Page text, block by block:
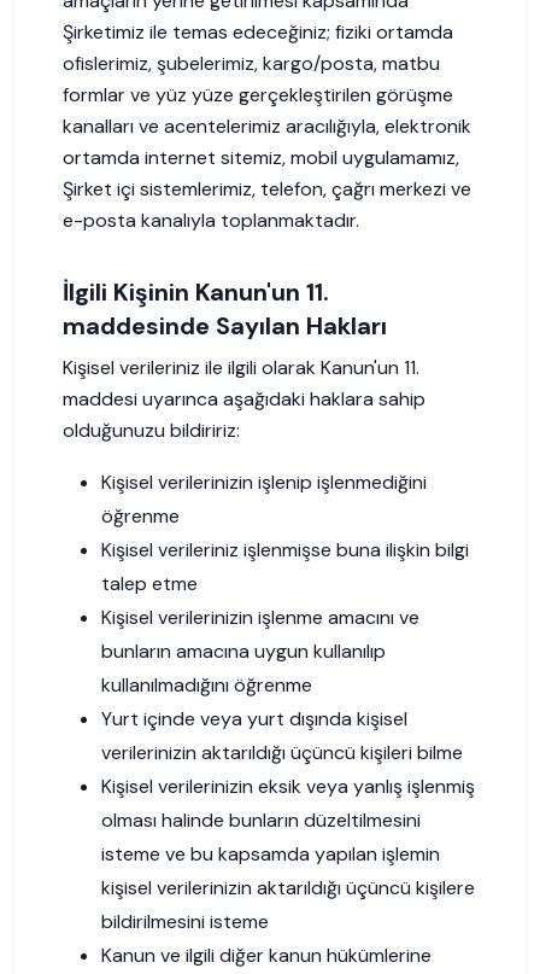
Şirketimiz ile temas edeceğiniz; fiziki ortamda
ofislerimiz, şubelerimiz, kargo/posta, matbu
formlar ve yüz yüze gerçekleştirilen görüşme
kanalları ve acentelerimiz aracılığıyla, elektronik
ortamda internet sitemiz, mobil uygulamamız,
Şirket içi sistemlerimiz, telefon, çağrı merkezi ve
e-posta kanalıyla toplanmaktadır.
İlgili Kişinin Kanun'un 11.
maddesinde Sayılan Hakları
Kişisel verileriniz ile ilgili olarak Kanun'un 11.
maddesi uyarınca aşağıdaki haklara sahip
olduğunuzu bildiririz:
Kişisel verilerinizin işlenip işlenmediğini
öğrenme
Kişisel verileriniz işlenmişse buna ilişkin bilgi
talep etme
Kişisel verilerinizin işlenme amacını ve
bunların amacına uygun kullanılıp
kullanılmadığını öğrenme
Yurt içinde veya yurt dışında kişisel
verilerinizin aktarıldığı üçüncü kişileri bilme
Kişisel verilerinizin eksik veya yanlış işlenmiş
olması halinde bunların düzeltilmesini
isteme ve bu kapsamda yapılan işlemin
kişisel verilerinizin aktarıldığı üçüncü kişilere
bildirilmesini isteme
Kanun ve ilgili diğer kanun hükümlerine